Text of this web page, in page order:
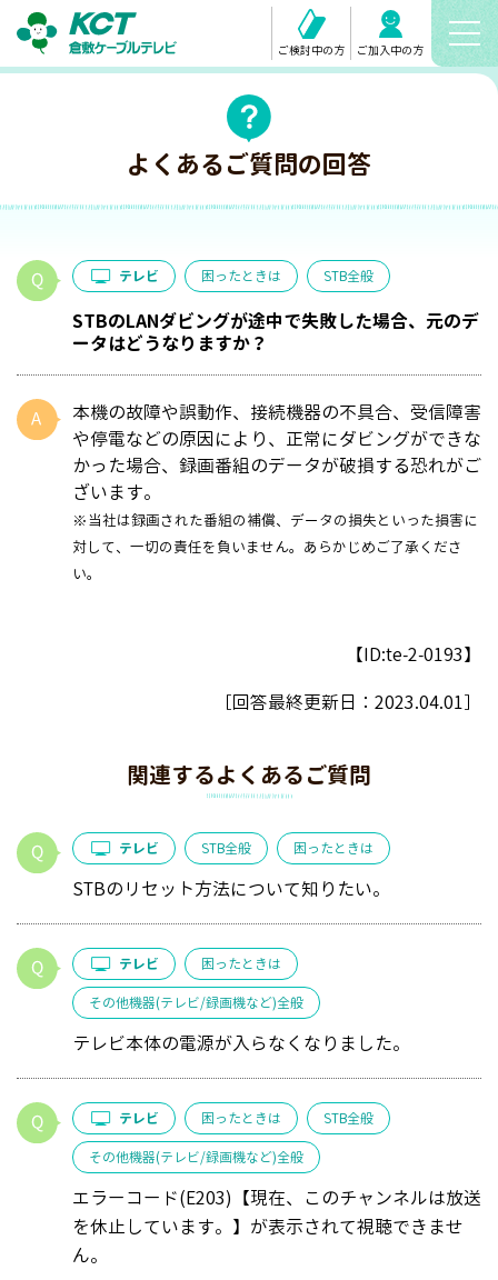
ご検討中の方 ご加入中の方
よくあるご質問の回答
テレビ 困ったときは STB全般
STBのLANダビングが途中で失敗した場合、元のデ
ータはどうなりますか？
本機の故障や誤動作、接続機器の不具合、受信障害
や停電などの原因により、正常にダビングができな
かった場合、録画番組のデータが破損する恐れがご
ざいます。
※当社は録画された番組の補償、データの損失といった損害に
対して、一切の責任を負いません。あらかじめご了承くださ
い。
【ID:te-2-0193】
［回答最終更新日： 2023.04.01］
関連するよくあるご質問
テレビ STB全般 困ったときは
STBのリセット方法について知りたい。
テレビ 困ったときは
その他機器(テレビ/録画機など)全般
テレビ本体の電源が入らなくなりました。
テレビ 困ったときは STB全般
その他機器(テレビ/録画機など)全般
エラーコード(E203)【現在、このチャンネルは放送
を休止しています。】が表示されて視聴できませ
ん。